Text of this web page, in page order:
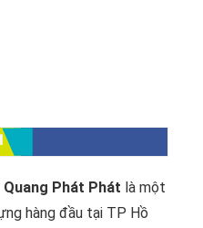
Phát Phát là một
hàng đầu tại TP Hồ